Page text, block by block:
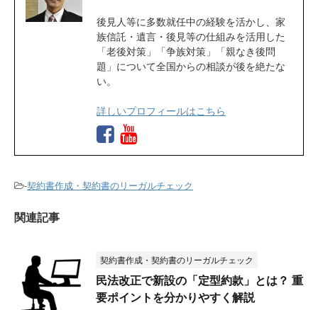
後見人等に多数就任中の経験を活かし、家
族信託・遺言・後見等の仕組みを活用した
「老後対策」「争族対策」「親なき後問
題」について全国からの相談が後を絶たな
い。
詳しいプロフィールはこちら
-契約書作成・契約書のリーガルチェック
関連記事
契約書作成・契約書のリーガルチェック
民法改正で新設の「定型約款」とは？ 重
要ポイントを分かりやすく解説